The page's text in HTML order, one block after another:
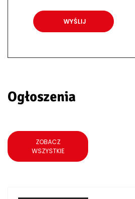
Ogłoszenia
ZOBACZ
WSZYSTKIE